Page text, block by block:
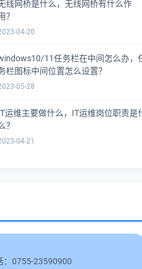
线网桥是什么，无线网桥有什么作
？
04-20
11任务栏在中间怎么办，
栏图标中间位置怎么设置？
05-28
运维主要做什么，IT运维岗位职责是
？
04-21
：0755-23590900